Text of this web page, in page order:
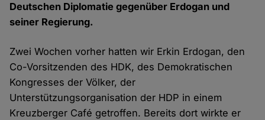
Deutschen Diplomatie gegenüber Erdogan und
seiner Regierung.
Zwei Wochen vorher hatten wir Erkin Erdogan, den
Co-Vorsitzenden des HDK, des Demokratischen
Kongresses der Völker, der
Unterstützungsorganisation der HDP in einem
Kreuzberger Café getroffen. Bereits dort wirkte er